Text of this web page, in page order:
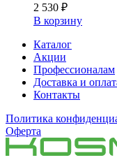
2 530 ₽
В корзину
Каталог
Акции
Профессионалам
Доставка и
Контакты
Политика
Оферта